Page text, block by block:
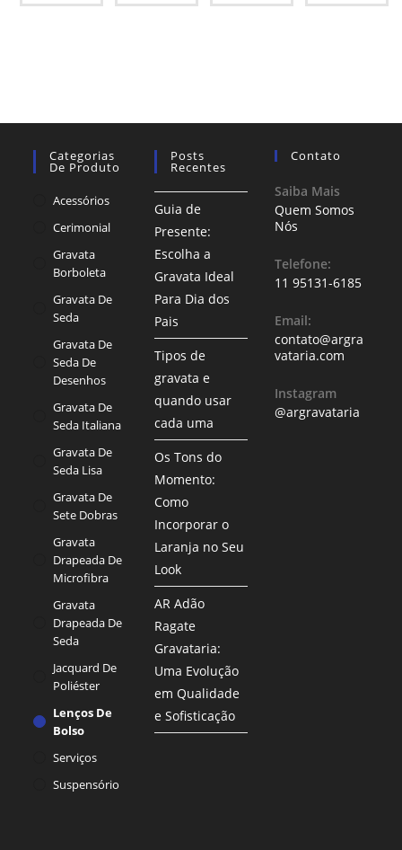
Categorias
De Produto
Acessórios
Cerimonial
Gravata
Borboleta
Gravata De
Seda
Gravata De
Seda De
Desenhos
Gravata De
Seda Italiana
Gravata De
Seda Lisa
Gravata De
Sete Dobras
Gravata
Drapeada De
Microfibra
Gravata
Drapeada De
Seda
Jacquard De
Poliéster
Lenços De
Bolso
Serviços
Suspensório
Posts
Recentes
Guia de
Presente:
Escolha a
Gravata Ideal
Para Dia dos
Pais
Tipos de
gravata e
quando usar
cada uma
Os Tons do
Momento:
Como
Incorporar o
Laranja no Seu
Look
AR Adão
Ragate
Gravataria:
Uma Evolução
em Qualidade
e Sofisticação
Contato
Saiba Mais
Quem Somos
Nós
Telefone:
11 95131-6185
Email:
contato@argra
vataria.com
Instagram
@argravataria